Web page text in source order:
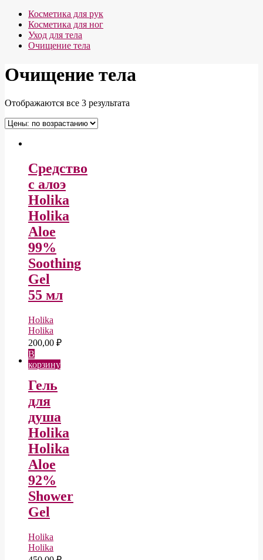
Косметика для рук
Косметика для ног
Уход для тела
Очищение тела
Очищение тела
Отображаются все 3 результата
Средство
с алоэ
Holika
Holika
Aloe
99%
Soothing
Gel
55 мл
Holika
Holika
200,00 ₽
В
корзину
Гель
для
душа
Holika
Holika
Aloe
92%
Shower
Gel
Holika
Holika